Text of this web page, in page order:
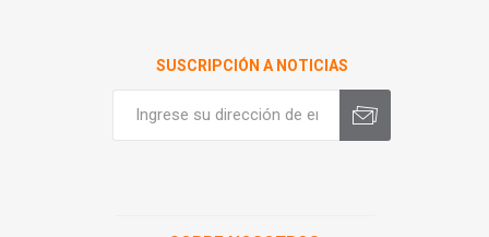
SUSCRIPCIÓN A NOTICIAS